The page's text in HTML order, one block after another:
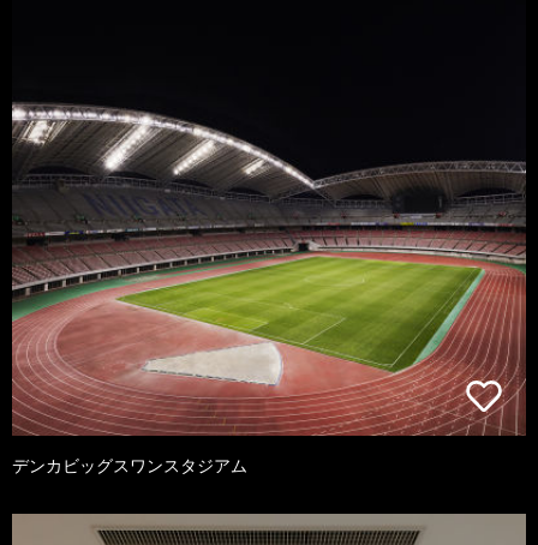
デンカビッグスワンスタジアム